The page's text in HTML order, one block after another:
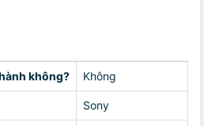
không? Không
Sony